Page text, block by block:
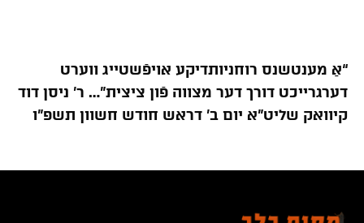
“אַ מענטשנס רוחניותדיקע אויפֿשטייג ווערט
דערגרייכט דורך דער מצווה פֿון ציצית”… ר’ ניסן דוד
קיוואק שליט”א יום ב’ דראש חודש חשוון תשפ”ו